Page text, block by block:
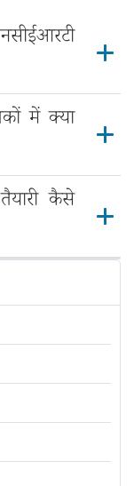
में क्या
कैसे